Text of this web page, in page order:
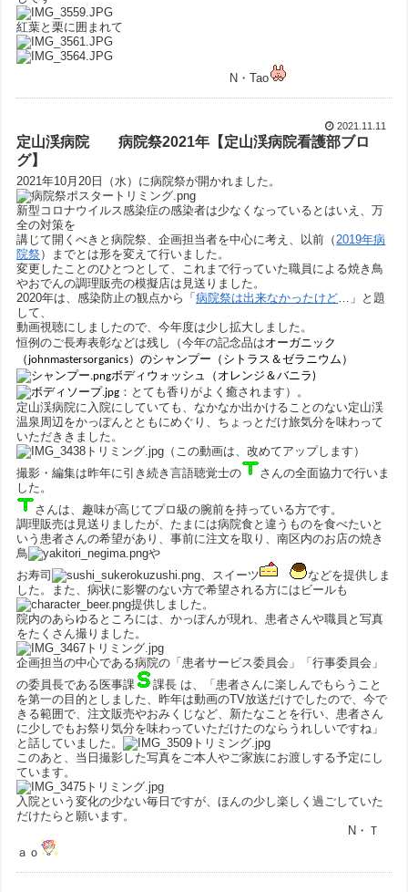
紅葉と栗に囲まれて
N・Tao
2021.11.11
定山渓病院 病院祭2021年【定山渓病院看護部ブロ
グ】
2021年10月20日（水）に病院祭が開かれました。
新型コロナウイルス感染症の感染者は少なくなっているとはいえ、万
全の対策を
講じて開くべきと病院祭、企画担当者を中心に考え、以前（2019年病
院祭 ）までとは形を変えて行いました。
変更したことのひとつとして、これまで行っていた職員による焼き鳥
やおでんの調理販売の模擬店は見送りました。
2020年は、感染防止の観点から「病院祭は出来なかったけど…」と題
して、
動画視聴にしましたので、今年度は少し拡大しました。
恒例のご長寿表彰などは残し
（今年の記念品はオーガニック
（ johnmastersorganics）のシャンプー（シトラス＆ゼラニウム）
ボディウォッシュ（オレンジ＆バニラ)
：とても香りがよく癒されます）。
定山渓病院に入院にしていても、なかなか出かけることのない定山渓
温泉周辺をかっぽんとともにめぐり、ちょっとだけ旅気分を味わって
いただききました。
（この動画は、改めてアップします）
撮影・編集は昨年に引き続き言語聴覚士の
さんの全面協力で行いま
した。
さんは、趣味が高じてプロ級の腕前を持っている方です。
調理販売は見送りましたが、たまには病院食と違うものを食べたいと
いう患者さんの希望があり、事前に注文を取り、南区内のお店の焼き
鳥
や
お寿司
、スイーツ
などを提供しま
した。また、病状に影響のない方で希望される方にはビールも
提供しました。
院内のあらゆるところには、かっぽんが現れ、患者さんや職員と写真
をたくさん撮りました。
企画担当の中心である病院の「患者サービス委員会」「行事委員会」
の委員長である医事課
課長 は、「患者さんに楽しんでもらうこと
を第一の目的としました、昨年は動画のTV放送だけでしたので、今で
きる範囲で、注文販売やおみくじなど、新たなことを行い、患者さん
に少しでもお祭り気分を味わっていただけたのならうれしいですね」
と話していました。
このあと、当日撮影した写真をご本人やご家族にお渡しする予定にし
ています。
入院という変化の少ない毎日ですが、ほんの少し楽しく過ごしていた
だけたらと願います。
N・Ｔ
ａｏ